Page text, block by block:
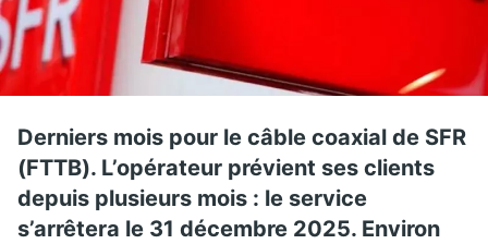
Derniers mois pour le câble coaxial de SFR
(FTTB). L’opérateur prévient ses clients
depuis plusieurs mois : le service
s’arrêtera le 31 décembre 2025. Environ